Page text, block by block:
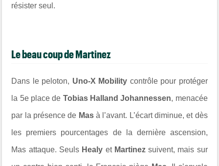
résister seul.
Le beau coup de Martinez
Dans le peloton, Uno-X Mobility contrôle pour protéger
la 5e place de Tobias Halland Johannessen, menacée
par la présence de Masà l’avant. L’écart diminue, et dès
les premiers pourcentages de la dernière ascension,
Mas attaque. Seuls Healy et Martinezsuivent, mais sur